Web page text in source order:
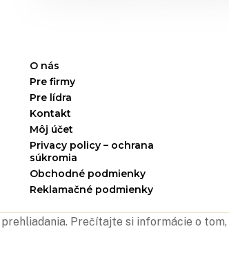
O nás
Pre firmy
Pre lídra
Kontakt
Môj účet
Privacy policy – ochrana
súkromia
Obchodné podmienky
Reklamačné podmienky
Prečítajte si informácie o